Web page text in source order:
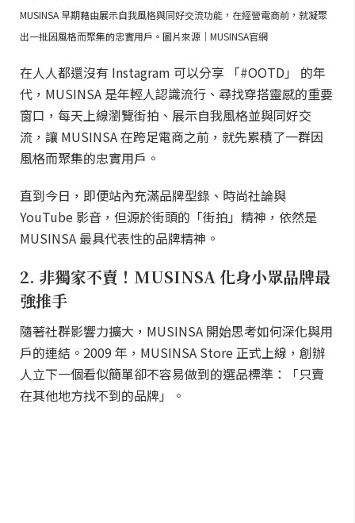
MUSINSA 早期藉由展示自我風格與同好交流功能，在經營電商前，就凝聚
出一批因風格而聚集的忠實用戶。圖片來源｜MUSINSA官網
在人人都還沒有 Instagram 可以分享 「#OOTD」 的年
代，MUSINSA 是年輕人認識流行、尋找穿搭靈感的重要
窗口，每天上線瀏覽街拍、展示自我風格並與同好交
流，讓 MUSINSA 在跨足電商之前，就先累積了一群因
風格而聚集的忠實用戶。
直到今日，即便站內充滿品牌型錄、時尚社論與
YouTube 影音，但源於街頭的「街拍」精神，依然是
MUSINSA 最具代表性的品牌精神。
2. 非獨家不賣！MUSINSA 化身小眾品牌最
強推手
隨著社群影響力擴大，MUSINSA 開始思考如何深化與用
戶的連結。2009 年，MUSINSA Store 正式上線，創辦
人立下一個看似簡單卻不容易做到的選品標準：「只賣
在其他地方找不到的品牌」。